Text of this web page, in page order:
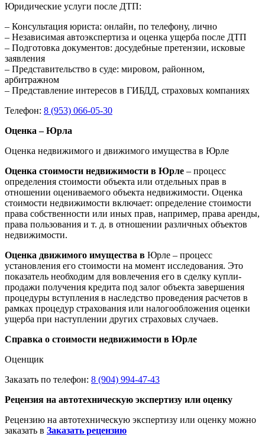
Юридические услуги после ДТП:
– Консультация юриста: онлайн, по телефону, лично
– Независимая автоэкспертиза и оценка ущерба после ДТП
– Подготовка документов: досудебные претензии, исковые
заявления
– Представительство в суде: мировом, районном,
арбитражном
– Представление интересов в ГИБДД, страховых компаниях
Телефон: 8 (953) 066-05-30
Оценка – Юрла
Оценка недвижимого и движимого имущества в Юрле
Оценка стоимости недвижимости в Юрле – процесс
определения стоимости объекта или отдельных прав в
отношении оцениваемого объекта недвижимости. Оценка
стоимости недвижимости включает: определение стоимости
права собственности или иных прав, например, права аренды,
права пользования и т. д. в отношении различных объектов
недвижимости.
Оценка движимого имущества в Юрле – процесс
установления его стоимости на момент исследования. Это
показатель необходим для вовлечения его в сделку купли-
продажи получения кредита под залог объекта завершения
процедуры вступления в наследство проведения расчетов в
рамках процедур страхования или налогообложения оценки
ущерба при наступлении других страховых случаев.
Справка о стоимости недвижимости в Юрле
Оценщик
Заказать по телефон: 8 (904) 994-47-43
Рецензия на автотехническую экспертизу или оценку
Рецензию на автотехническую экспертизу или оценку можно
заказать в Заказать рецензию